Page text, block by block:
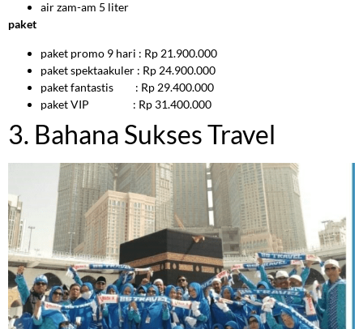
air zam-am 5 liter
paket
paket promo 9 hari : Rp 21.900.000
paket spektaakuler : Rp 24.900.000
paket fantastis : Rp 29.400.000
paket VIP : Rp 31.400.000
3. Bahana Sukses Travel